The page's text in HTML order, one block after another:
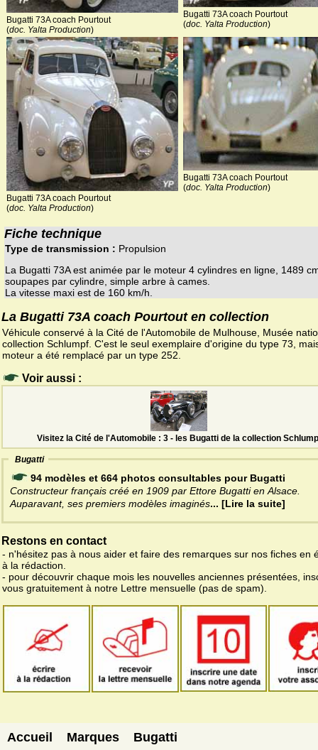
Bugatti 73A coach Pourtout
(doc. Yalta Production)
Bugatti 73A coach Pourtout
(doc. Yalta Production)
Bugatti 73A coach Pourtout
(doc. Yalta Production)
Bugatti 73A coach Pourtout
(doc. Yalta Production)
Fiche technique
Type de transmission : Propulsion
La Bugatti 73A est animée par le moteur 4 cylindres en ligne, 1489
soupapes par cylindre, simple arbre à cames.
La vitesse maxi est de 160 km/h.
La Bugatti 73A coach Pourtout en collection
Véhicule conservé à la Cité de l'Automobile de Mulhouse, Musée
collection Schlumpf. C'est le seul exemplaire d'origine du type 73,
moteur a été remplacé par un type 252.
Voir aussi :
Visitez la Cité de l'Automobile : 3 - les Bugatti de la collection
Bugatti
94 modèles et 664 photos consultables pour Bugatti
Constructeur français créé en 1909 par Ettore Bugatti en Alsace.
Auparavant, ses premiers modèles imaginés... [Lire la suite]
Restons en contact
- n'hésitez pas à nous aider et faire des remarques sur nos fiches en
à la rédaction.
- pour découvrir chaque mois les nouvelles anciennes présentées,
vous gratuitement à notre Lettre mensuelle (pas de spam).
Accueil Marques Bugatti